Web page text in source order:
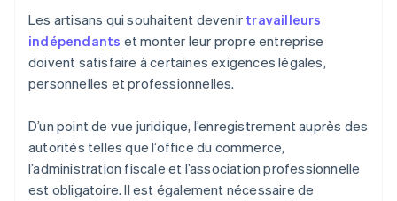
Les artisans qui souhaitent devenir travailleurs
indépendants et monter leur propre entreprise
doivent satisfaire à certaines exigences légales,
personnelles et professionnelles.
D’un point de vue juridique, l’enregistrement auprès des
autorités telles que l’office du commerce,
l’administration fiscale et l’association professionnelle
est obligatoire. Il est également nécessaire de